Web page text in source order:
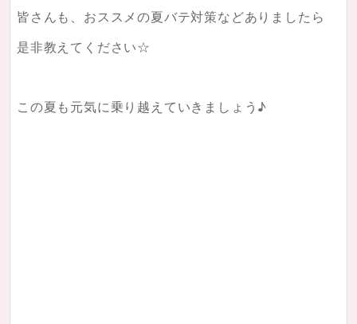
皆さんも、おススメの夏バテ対策などありましたら
是非教えてください☆
この夏も元気に乗り越えていきましょう♪